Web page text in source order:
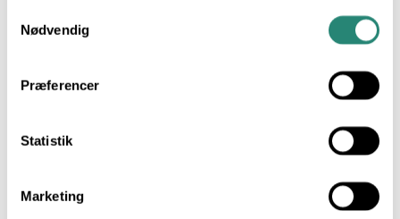
fra.
Nødvendig
Præferencer
Statistik
Marketing